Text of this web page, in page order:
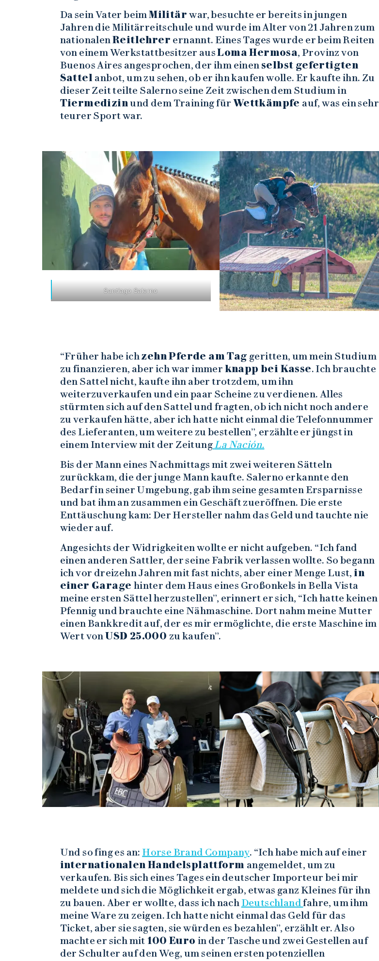
Da sein Vater beimMilitärwar, besuchte er bereits in jungen
Jahren die Militärreitschule und wurde im Alter von 21 Jahren zum
nationalenReitlehrer ernannt. Eines Tages wurde er beim Reiten
von einem Werkstattbesitzer ausLoma Hermosa, Provinz von
Buenos Aires angesprochen, der ihm einen selbst gefertigten
Sattel anbot, um zu sehen, ob er ihn kaufen wolle. Er kaufte ihn. Zu
dieser Zeit teilte Salerno seine Zeit zwischen dem Studium in
Tiermedizinund dem Training für Wettkämpfe auf, was ein sehr
teurer Sport war.
Santiago Salerno
“Früher habe ich zehn Pferde am Tag geritten, um mein Studium
zu finanzieren, aber ich war immer knapp bei Kasse. Ich brauchte
den Sattel nicht, kaufte ihn aber trotzdem, um ihn
weiterzuverkaufen und ein paar Scheine zu verdienen. Alles
stürmten sich auf den Sattel und fragten, ob ich nicht noch andere
zu verkaufen hätte, aber ich hatte nicht einmal die Telefonnummer
des Lieferanten, um weitere zu bestellen”, erzählte er jüngst in
einem Interview mit der Zeitung La Nación.
Bis der Mann eines Nachmittags mit zwei weiteren Sätteln
zurückkam, die der junge Mann kaufte. Salerno erkannte den
Bedarf in seiner Umgebung, gab ihm seine gesamten Ersparnisse
und bat ihm an zusammen ein Geschäft zueröffnen. Die erste
Enttäuschung kam: Der Hersteller nahm das Geld und tauchte nie
wieder auf.
Angesichts der Widrigkeiten wollte er nicht aufgeben. “Ich fand
einen anderen Sattler, der seine Fabrik verlassen wollte. So begann
ich vor dreizehn Jahren mit fast nichts, aber einer Menge Lust,in
einer Garage hinter dem Haus eines Großonkels in Bella Vista
meine ersten Sättel herzustellen”, erinnert er sich, “Ich hatte keinen
Pfennig und brauchte eine Nähmaschine. Dort nahm meine Mutter
einen Bankkredit auf, der es mir ermöglichte, die erste Maschine im
Wert vonUSD 25.000 zu kaufen”.
Und so fing es an:Horse Brand Company. “Ich habe mich auf einer
internationalen Handelsplattform angemeldet, um zu
verkaufen. Bis sich eines Tages ein deutscher Importeur bei mir
meldete und sich die Möglichkeit ergab, etwas ganz Kleines für ihn
zu bauen. Aber er wollte, dass ich nach Deutschlandfahre, um ihm
meine Ware zu zeigen. Ich hatte nicht einmal das Geld für das
Ticket, aber sie sagten, sie würden es bezahlen”, erzählt er. Also
machte er sich mit 100 Euro in der Tasche und zwei Gestellen auf
der Schulter auf den Weg, um seinen ersten potenziellen